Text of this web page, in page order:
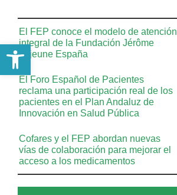
El FEP conoce el modelo de atención
integral de la Fundación Jérôme
Lejeune España
El Foro Español de Pacientes
reclama una participación real de los
pacientes en el Plan Andaluz de
Innovación en Salud Pública
Cofares y el FEP abordan nuevas
vías de colaboración para mejorar el
acceso a los medicamentos
Abrir barra de herramientas